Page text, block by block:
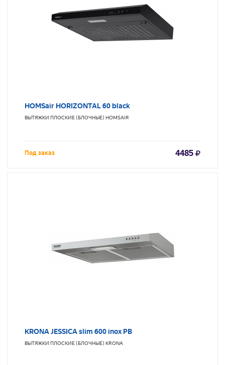
HOMSair HORIZONTAL 60 black
ВЫТЯЖКИ ПЛОСКИЕ (БЛОЧНЫЕ) HOMSAIR
Под заказ 4485
KRONA JESSICA slim 600 inox PB
ВЫТЯЖКИ ПЛОСКИЕ (БЛОЧНЫЕ) KRONA